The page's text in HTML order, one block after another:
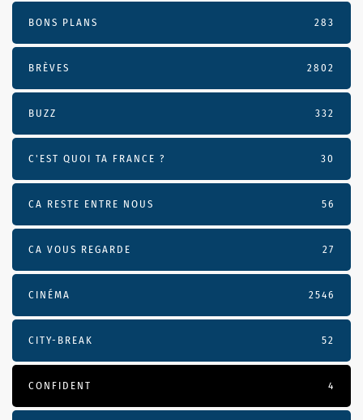
BONS PLANS 283
BRÈVES 2802
BUZZ 332
C'EST QUOI TA FRANCE ? 30
CA RESTE ENTRE NOUS 56
CA VOUS REGARDE 27
CINÉMA 2546
CITY-BREAK 52
CONFIDENT 4